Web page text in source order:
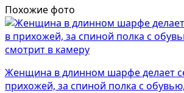
Похожие фото
Женщина в длинном шарфе делает
прихожей, за спиной полка с